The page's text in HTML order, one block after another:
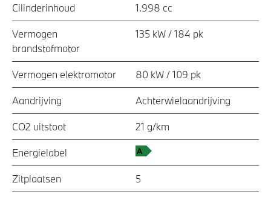
Cilinderinhoud 1.998 cc
Vermogen
brandstofmotor
135 kW / 184 pk
Vermogen elektromotor 80 kW / 109 pk
Aandrijving Achterwielaandrijving
CO2 uitstoot 21 g/km
Energielabel
Zitplaatsen 5